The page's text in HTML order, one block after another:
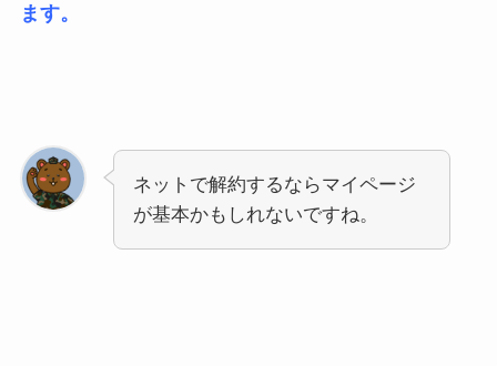
ます。
ネットで解約するならマイページ
が基本かもしれないですね。